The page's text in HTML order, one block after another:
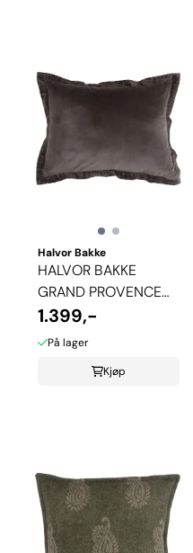
Halvor Bakke
HALVOR BAKKE
GRAND PROVENCE
PUTETREKK - BRUN
1.399,-
På lager
Kjøp